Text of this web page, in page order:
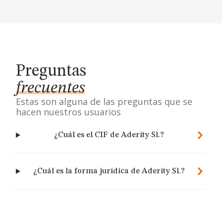
Preguntas
frecuentes
Estas son alguna de las preguntas que se
hacen nuestros usuarios
¿Cuál es el CIF de Aderity Sl.?
¿Cuál es la forma jurídica de Aderity Sl.?